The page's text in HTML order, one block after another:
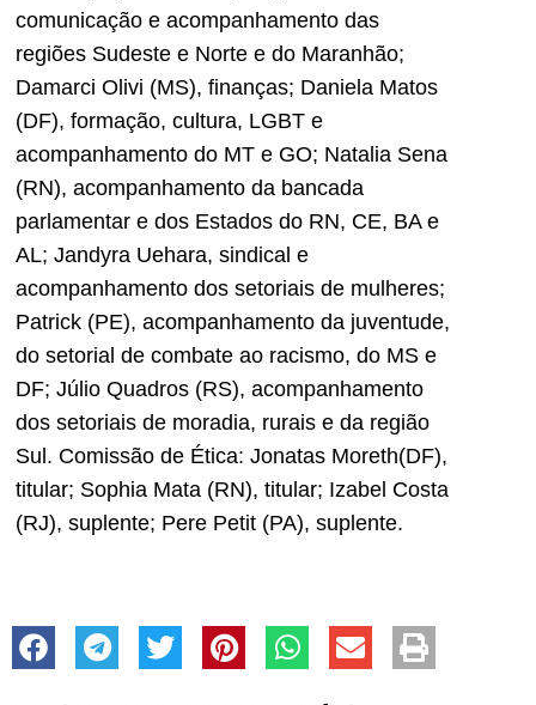
comunicação e acompanhamento das
regiões Sudeste e Norte e do Maranhão;
Damarci Olivi (MS), finanças; Daniela Matos
(DF), formação, cultura, LGBT e
acompanhamento do MT e GO; Natalia Sena
(RN), acompanhamento da bancada
parlamentar e dos Estados do RN, CE, BA e
AL; Jandyra Uehara, sindical e
acompanhamento dos setoriais de mulheres;
Patrick (PE), acompanhamento da juventude,
do setorial de combate ao racismo, do MS e
DF; Júlio Quadros (RS), acompanhamento
dos setoriais de moradia, rurais e da região
Sul. Comissão de Ética: Jonatas Moreth(DF),
titular; Sophia Mata (RN), titular; Izabel Costa
(RJ), suplente; Pere Petit (PA), suplente.